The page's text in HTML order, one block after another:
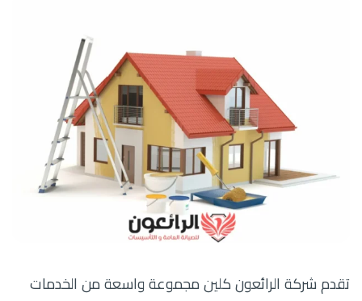
تقدم شركة الرائعون كلين مجموعة واسعة من الخدمات